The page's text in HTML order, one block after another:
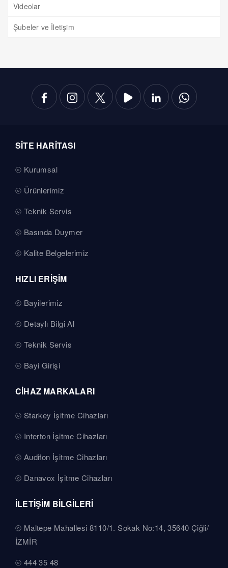
Videolar
Şubeler ve İletişim
SİTE HARİTASI
Kurumsal
Ürünlerimiz
Teknik Servis
Basında Duymer
Kalite Belgelerimiz
HIZLI ERİŞİM
Bayilerimiz
Detaylı Bilgi Al
Teknik Servis
Bayi Girişi
CİHAZ MARKALARI
Starkey İşitme Cihazları
Interton İşitme Cihazları
Audifon İşitme Cihazları
Danavox İşitme Cihazları
İLETİŞİM BİLGİLERİ
Maltepe Mahallesi 8110/1. Sokak No:14, 35640 Çiğli/
İZMİR
444 35 48